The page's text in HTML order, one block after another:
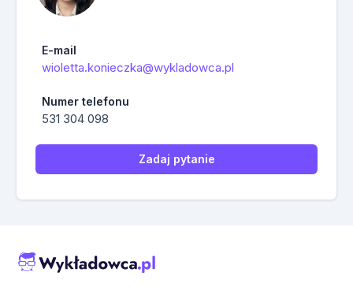
E-mail
wioletta.konieczka@wykladowca.pl
Numer telefonu
531 304 098
Zadaj pytanie